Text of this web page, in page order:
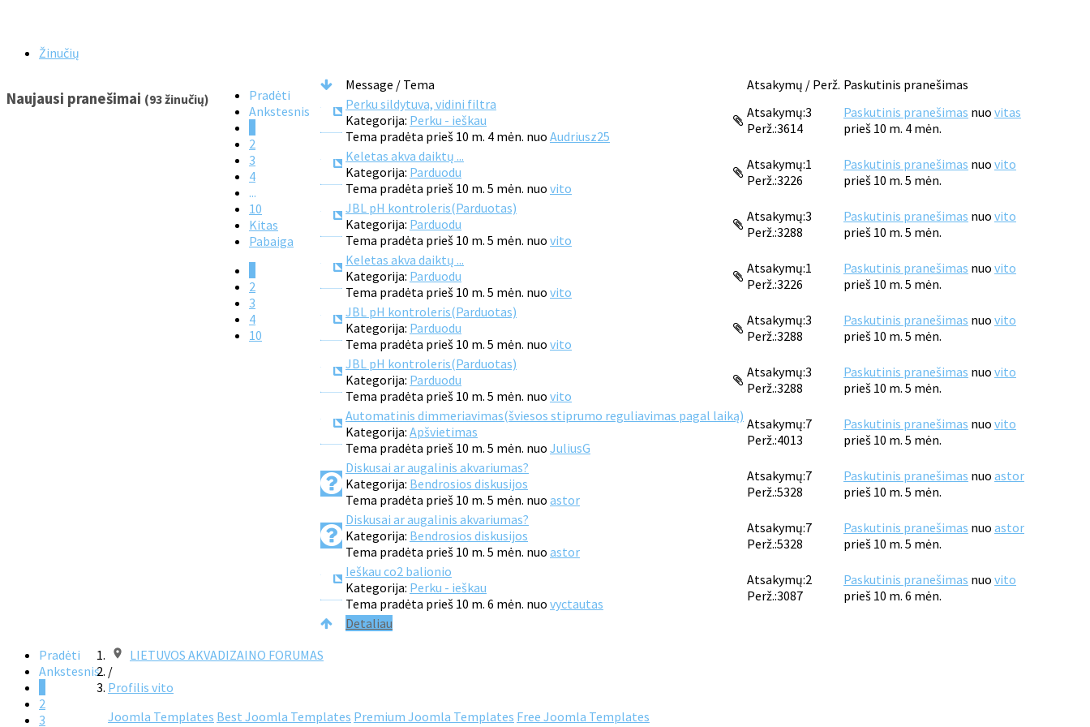
Žinučių
Naujausi pranešimai (93 žinučių)
Pradėti
Ankstesnis
2
3
4
...
10
Kitas
Pabaiga
2
3
4
10
Message / Tema Atsakymų / Perž. Paskutinis pranešimas
Detaliau
Perku sildytuva, vidini filtra
Kategorija: Perku - ieškau
Tema pradėta prieš 10 m. 4 mėn. nuo Audriusz25
Atsakymų:3
Perž.:3614
Paskutinis pranešimas nuo vitas
prieš 10 m. 4 mėn.
Keletas akva daiktų ...
Kategorija: Parduodu
Tema pradėta prieš 10 m. 5 mėn. nuo vito
Atsakymų:1
Perž.:3226
Paskutinis pranešimas nuo vito
prieš 10 m. 5 mėn.
JBL pH kontroleris(Parduotas)
Kategorija: Parduodu
Tema pradėta prieš 10 m. 5 mėn. nuo vito
Atsakymų:3
Perž.:3288
Paskutinis pranešimas nuo vito
prieš 10 m. 5 mėn.
Keletas akva daiktų ...
Kategorija: Parduodu
Tema pradėta prieš 10 m. 5 mėn. nuo vito
Atsakymų:1
Perž.:3226
Paskutinis pranešimas nuo vito
prieš 10 m. 5 mėn.
JBL pH kontroleris(Parduotas)
Kategorija: Parduodu
Tema pradėta prieš 10 m. 5 mėn. nuo vito
Atsakymų:3
Perž.:3288
Paskutinis pranešimas nuo vito
prieš 10 m. 5 mėn.
JBL pH kontroleris(Parduotas)
Kategorija: Parduodu
Tema pradėta prieš 10 m. 5 mėn. nuo vito
Atsakymų:3
Perž.:3288
Paskutinis pranešimas nuo vito
prieš 10 m. 5 mėn.
Automatinis dimmeriavimas(šviesos stiprumo reguliavimas pagal laiką)
Kategorija: Apšvietimas
Tema pradėta prieš 10 m. 5 mėn. nuo JuliusG
Atsakymų:7
Perž.:4013
Paskutinis pranešimas nuo vito
prieš 10 m. 5 mėn.
Diskusai ar augalinis akvariumas?
Kategorija: Bendrosios diskusijos
Tema pradėta prieš 10 m. 5 mėn. nuo astor
Atsakymų:7
Perž.:5328
Paskutinis pranešimas nuo astor
prieš 10 m. 5 mėn.
Diskusai ar augalinis akvariumas?
Kategorija: Bendrosios diskusijos
Tema pradėta prieš 10 m. 5 mėn. nuo astor
Atsakymų:7
Perž.:5328
Paskutinis pranešimas nuo astor
prieš 10 m. 5 mėn.
Ieškau co2 balionio
Kategorija: Perku - ieškau
Tema pradėta prieš 10 m. 6 mėn. nuo vyctautas
Atsakymų:2
Perž.:3087
Paskutinis pranešimas nuo vito
prieš 10 m. 6 mėn.
Pradėti
Ankstesnis
2
3
LIETUVOS AKVADIZAINO FORUMAS
/
Profilis vito
Joomla Templates Best Joomla Templates Premium Joomla Templates Free Joomla Templates